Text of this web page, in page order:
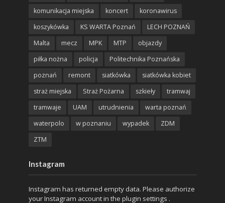
komunikacja miejska
koncert
koronawirus
koszykówka
KS WARTA Poznań
LECH POZNAŃ
Malta
mecz MPK MTP
objazdy
piłka nożna
policja
Politechnika Poznańska
poznań
remont siatkówka
siatkówka kobiet
straż miejska
Straż Pożarna szkieły
tramwaj
tramwaje
UAM utrudnienia
warta poznań
waterpolo
w poznaniu wypadek
ZDM
ZTM
Instagram
Instagram has returned empty data. Please authorize
your Instagram account in the plugin settings .